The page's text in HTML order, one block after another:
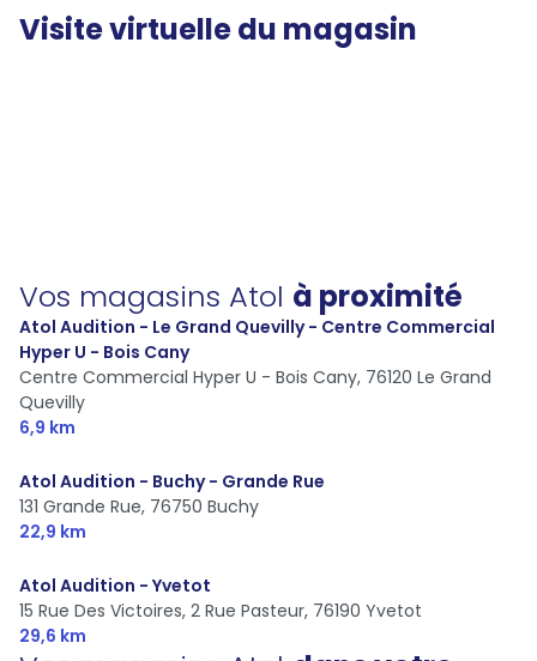
Visite virtuelle du magasin
Vos magasins Atol à proximité
Atol Audition - Le Grand Quevilly - Centre Commercial
Hyper U - Bois Cany
Centre Commercial Hyper U - Bois Cany, 76120 Le Grand
Quevilly
6,9 km
Atol Audition - Buchy - Grande Rue
131 Grande Rue, 76750 Buchy
22,9 km
Atol Audition - Yvetot
15 Rue Des Victoires, 2 Rue Pasteur, 76190 Yvetot
29,6 km